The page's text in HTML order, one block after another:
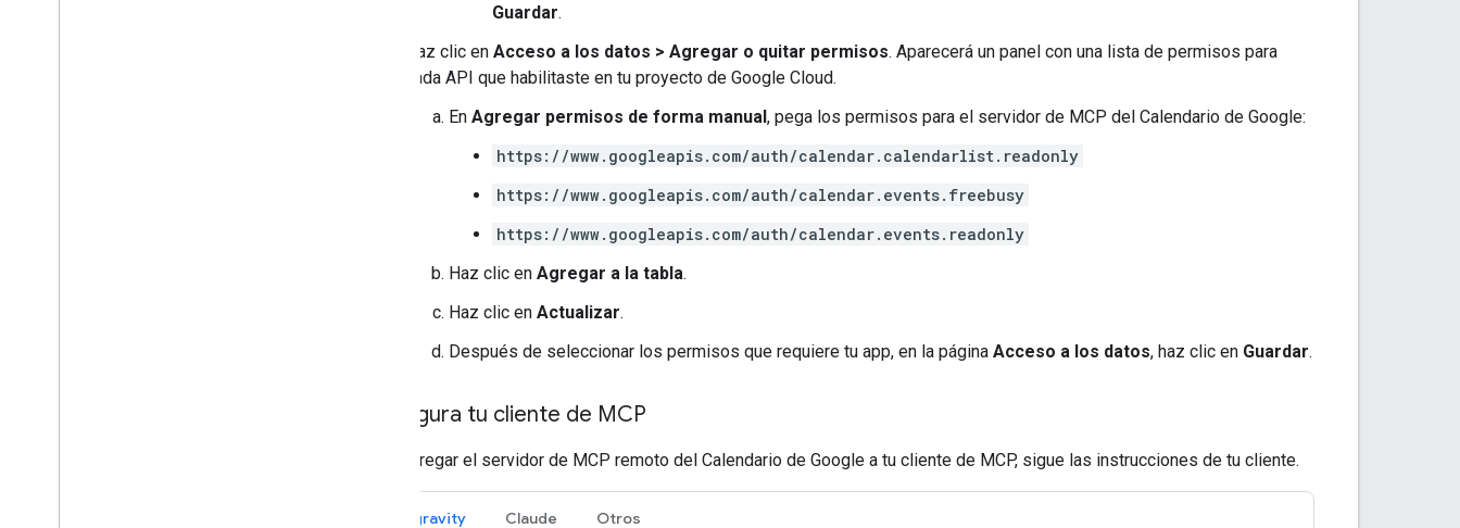
Guardar.
Haz clic en Acceso a los datos > Agregar o quitar permisos. Aparecerá un panel con una lista de permisos para
cada API que habilitaste en tu proyecto de Google Cloud.
En Agregar permisos de forma manual, pega los permisos para el servidor de MCP del Calendario de Google:
https://www.googleapis.com/auth/calendar.calendarlist.readonly
https://www.googleapis.com/auth/calendar.events.freebusy
https://www.googleapis.com/auth/calendar.events.readonly
Haz clic en Agregar a la tabla.
Haz clic en Actualizar.
Después de seleccionar los permisos que requiere tu app, en la página Acceso a los datos, haz clic en Guardar.
Configura tu cliente de MCP
Para agregar el servidor de MCP remoto del Calendario de Google a tu cliente de MCP, sigue las instrucciones de tu cliente.
Antigravity Claude Otros